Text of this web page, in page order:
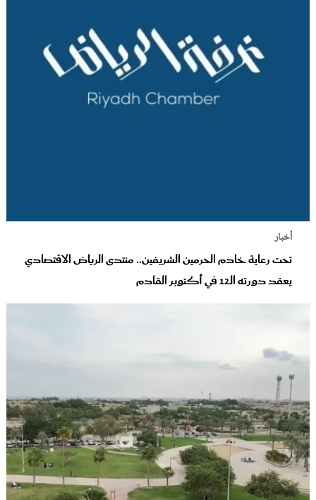
أخبار
تحت رعاية خادم الحرمين الشريفين.. منتدى الرياض الاقتصادي
يعقد دورته الـ12 في أكتوبر القادم